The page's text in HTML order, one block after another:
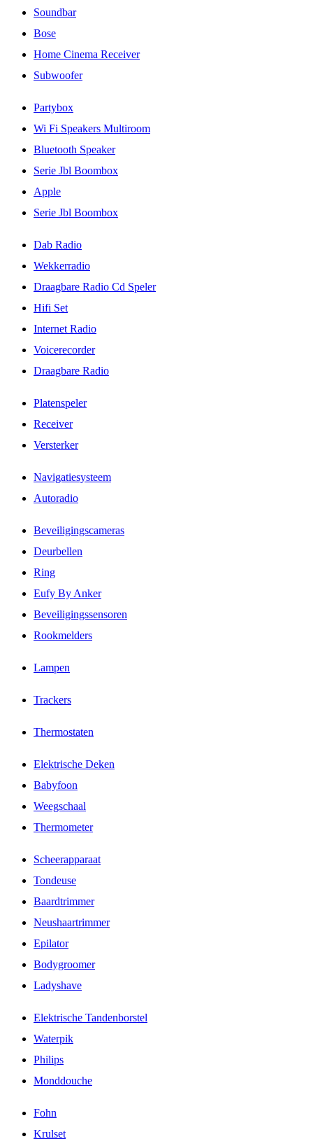
Soundbar
Bose
Home Cinema Receiver
Subwoofer
Partybox
Wi Fi Speakers Multiroom
Bluetooth Speaker
Serie Jbl Boombox
Apple
Serie Jbl Boombox
Dab Radio
Wekkerradio
Draagbare Radio Cd Speler
Hifi Set
Internet Radio
Voicerecorder
Draagbare Radio
Platenspeler
Receiver
Versterker
Navigatiesysteem
Autoradio
Beveiligingscameras
Deurbellen
Ring
Eufy By Anker
Beveiligingssensoren
Rookmelders
Lampen
Trackers
Thermostaten
Elektrische Deken
Babyfoon
Weegschaal
Thermometer
Scheerapparaat
Tondeuse
Baardtrimmer
Neushaartrimmer
Epilator
Bodygroomer
Ladyshave
Elektrische Tandenborstel
Waterpik
Philips
Monddouche
Fohn
Krulset